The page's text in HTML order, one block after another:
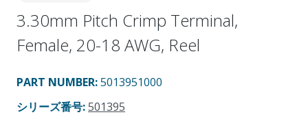
3.30mm Pitch Crimp Terminal,
Female, 20-18 AWG, Reel
PART NUMBER:5013951000
シリーズ番号:501395